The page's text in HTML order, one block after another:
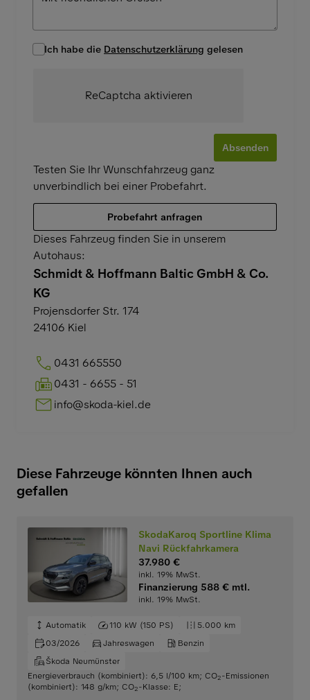
Ich habe die Datenschutzerklärung gelesen
ReCaptcha aktivieren
Absenden
Testen Sie Ihr Wunschfahrzeug ganz
unverbindlich bei einer Probefahrt.
Probefahrt anfragen
Dieses Fahrzeug finden Sie in unserem
Autohaus:
Schmidt & Hoffmann Baltic GmbH & Co.
KG
Projensdorfer Str. 174
24106 Kiel
0431 665550
0431 - 6655 - 51
info@skoda-kiel.de
Diese Fahrzeuge könnten Ihnen auch
gefallen
SkodaKaroq Sportline Klima
Navi Rückfahrkamera
37.980 €
inkl. 19% MwSt.
Finanzierung 588 € mtl.
inkl. 19% MwSt.
Automatik 110 kW (150 PS)
5.000 km
03/2026
Jahreswagen
Benzin
Škoda Neumünster
Energieverbrauch (kombiniert): 6,5 l/100 km; CO2-Emissionen
(kombiniert): 148 g/km; CO2-Klasse: E;